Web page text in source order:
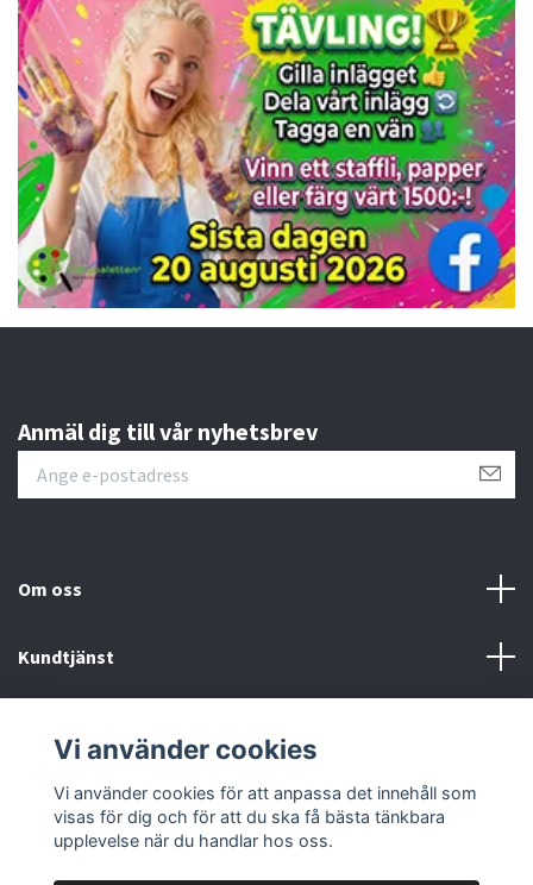
Anmäl dig till vår nyhetsbrev
Om oss
Kundtjänst
Sociala medier
Vi använder cookies
Vi använder cookies för att anpassa det innehåll som
visas för dig och för att du ska få bästa tänkbara
upplevelse när du handlar hos oss.